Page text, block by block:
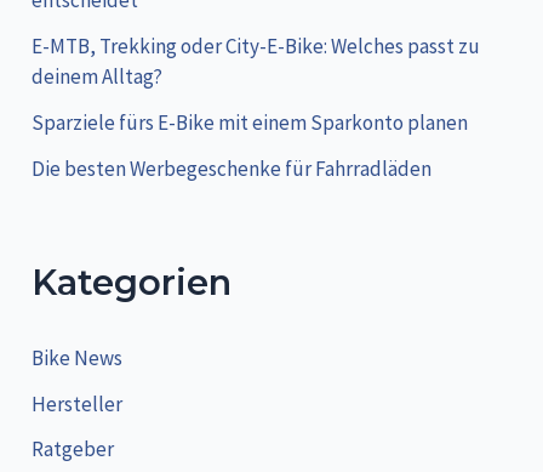
E-MTB, Trekking oder City-E-Bike: Welches passt zu
deinem Alltag?
Sparziele fürs E-Bike mit einem Sparkonto planen
Die besten Werbegeschenke für Fahrradläden
Kategorien
Bike News
Hersteller
Ratgeber